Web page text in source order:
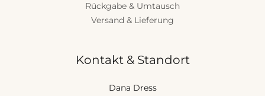
Rückgabe & Umtausch
Versand & Lieferung
Kontakt & Standort
Dana Dress